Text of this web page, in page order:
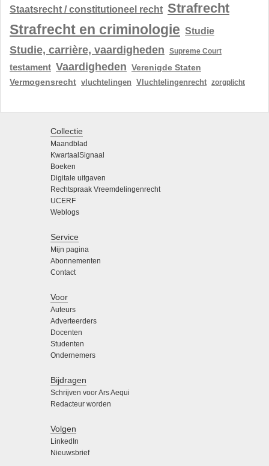
Staatsrecht / constitutioneel recht Strafrecht
Strafrecht en criminologie Studie
Studie, carrière, vaardigheden Supreme Court
testament Vaardigheden Verenigde Staten
Vermogensrecht vluchtelingen Vluchtelingenrecht zorgplicht
Collectie
Maandblad
KwartaalSignaal
Boeken
Digitale uitgaven
Rechtspraak Vreemdelingenrecht
UCERF
Weblogs
Service
Mijn pagina
Abonnementen
Contact
Voor
Auteurs
Adverteerders
Docenten
Studenten
Ondernemers
Bijdragen
Schrijven voor Ars Aequi
Redacteur worden
Volgen
LinkedIn
Nieuwsbrief